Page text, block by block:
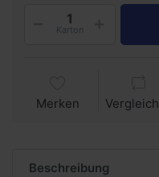
Karton
Merken
Beschreibung